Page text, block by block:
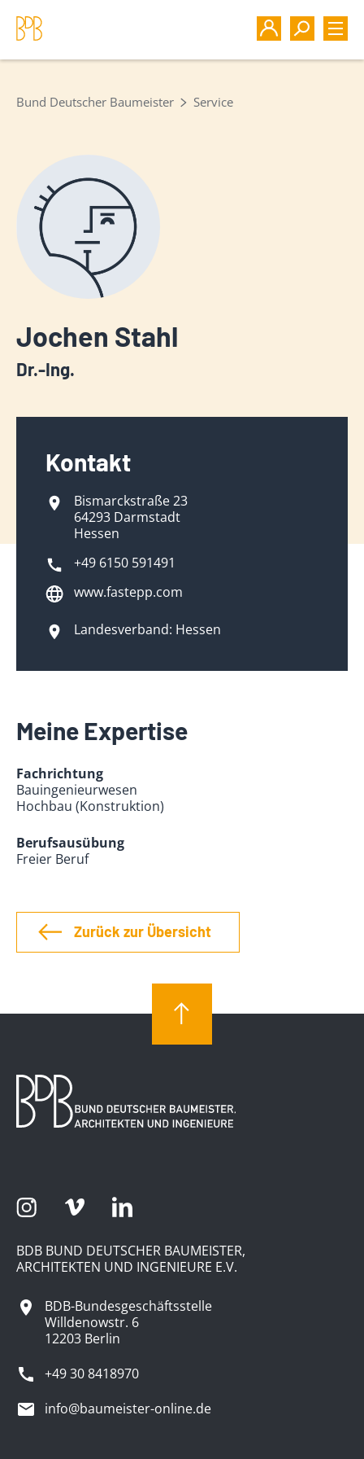
Bund Deutscher Baumeister Service
Jochen Stahl
Dr.-Ing.
Kontakt
Bismarckstraße 23
64293 Darmstadt
Hessen
+49 6150 591491
www.fastepp.com
Landesverband: Hessen
Meine Expertise
Fachrichtung
Bauingenieurwesen
Hochbau (Konstruktion)
Berufsausübung
Freier Beruf
Zurück zur Übersicht
BDB BUND DEUTSCHER BAUMEISTER,
ARCHITEKTEN UND INGENIEURE E.V.
BDB-Bundesgeschäftsstelle
Willdenowstr. 6
12203 Berlin
+49 30 8418970
info@baumeister-online.de